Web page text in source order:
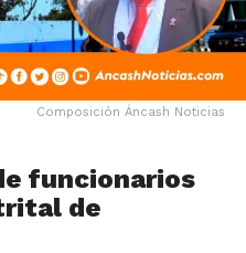
Composición Áncash Noticias
funcionarios
de